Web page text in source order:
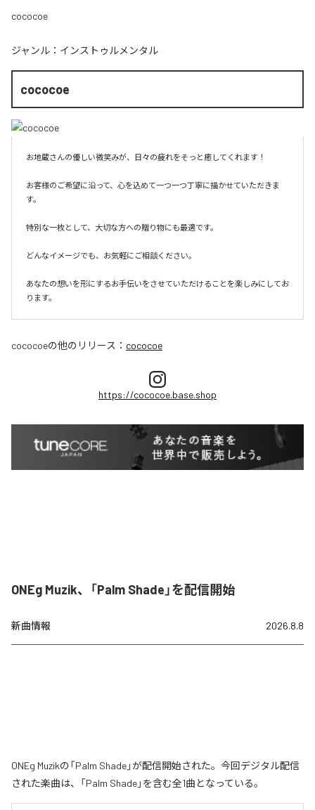
cococoe
ジャンル： インストゥルメンタル
cococoe
お地蔵さんの優しい微笑みが、日々の疲れをそっと癒してくれます！
お客様のご希望に沿って、心を込めて一つ一つ丁寧に描かせていただきま
す。
特別な一枚として、大切な方への贈り物にも最適です。
どんなイメージでも、お気軽にご相談ください。
あなたの想いを形にするお手伝いをさせていただけることを楽しみにしてお
ります。
cococoeの他のリリース： cococoe
https://cococoe.base.shop
ONEg Muzik、「Palm Shade」を配信開始
新曲情報 2026.8.8
ONEg Muzikの「Palm Shade」が配信開始された。今回デジタル配信
された楽曲は、「Palm Shade」を含む全1曲となっている。